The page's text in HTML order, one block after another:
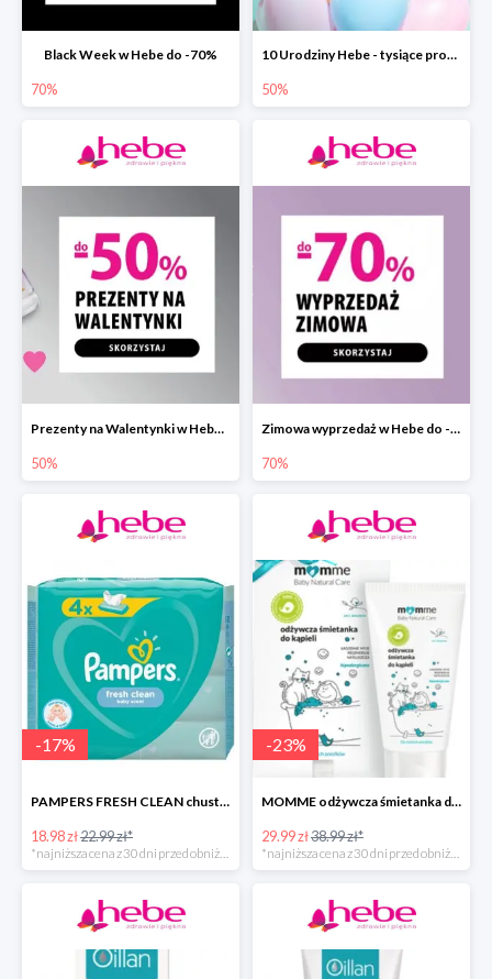
Black Week w Hebe do -70%
70%
10 Urodziny Hebe - tysiące produktów do -50%
50%
Prezenty na Walentynki w Hebe do -50%
50%
Zimowa wyprzedaż w Hebe do -70%
70%
-17%
PAMPERS FRESH CLEAN chusteczki nawilżane
18.98 zł22.99 zł*
*najniższa cena z 30 dni przed obniżką
-23%
MOMME odżywcza śmietanka do kąpieli
29.99 zł38.99 zł*
*najniższa cena z 30 dni przed obniżką